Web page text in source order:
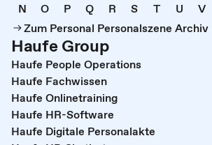
N
O P Q R S T U V
Zum Personal Personalszene Archiv
Haufe Group
Haufe People Operations
Haufe Fachwissen
Haufe Onlinetraining
Haufe HR-Software
Haufe Digitale Personalakte